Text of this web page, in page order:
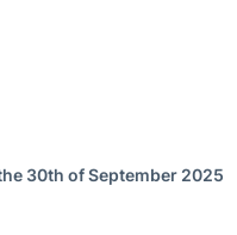
30th of September 2025